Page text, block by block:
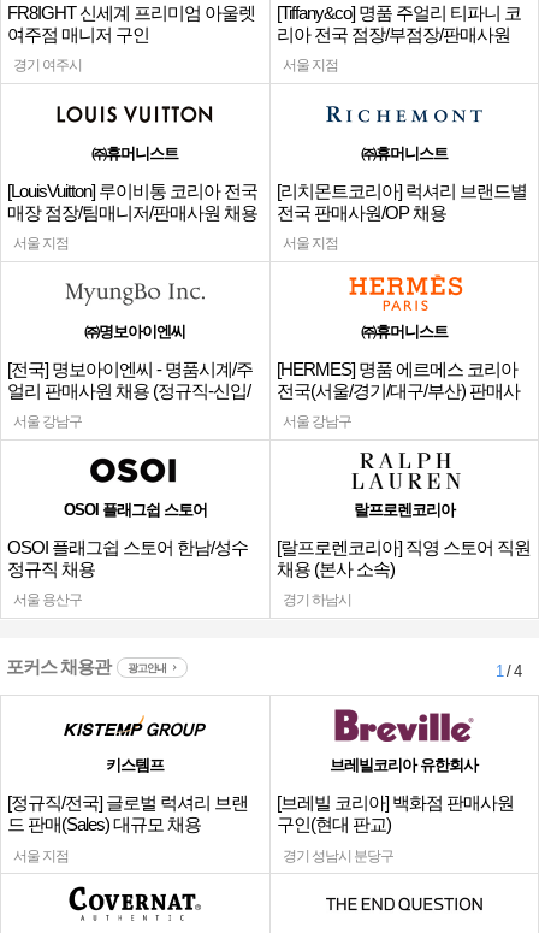
FR8IGHT 신세계 프리미엄 아울렛
여주점 매니저 구인
경기 여주시
[Tiffany&co] 명품 주얼리 티파니 코
리아 전국 점장/부점장/판매사원
서울 지점
㈜휴머니스트
[LouisVuitton] 루이비통 코리아 전국
매장 점장/팀매니저/판매사원 채용
서울 지점
㈜휴머니스트
[리치몬트코리아] 럭셔리 브랜드별
전국 판매사원/OP 채용
서울 지점
㈜명보아이엔씨
[전국] 명보아이엔씨 - 명품시계/주
얼리 판매사원 채용 (정규직-신입/
경력)
서울 강남구
㈜휴머니스트
[HERMES] 명품 에르메스 코리아
전국(서울/경기/대구/부산) 판매사
원
서울 강남구
OSOI 플래그쉽 스토어
OSOI 플래그쉽 스토어 한남/성수
정규직 채용
서울 용산구
랄프로렌코리아
[랄프로렌코리아] 직영 스토어 직원
채용 (본사 소속)
경기 하남시
포커스 채용관 광고안내 1/ 4
키스템프
[정규직/전국] 글로벌 럭셔리 브랜
드 판매(Sales) 대규모 채용
서울 지점
브레빌코리아 유한회사
[브레빌 코리아] 백화점 판매사원
구인(현대 판교)
경기 성남시 분당구